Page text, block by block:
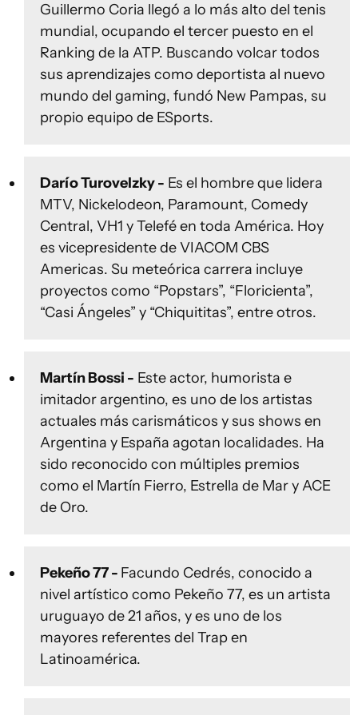
Guillermo Coria llegó a lo más alto del tenis
mundial, ocupando el tercer puesto en el
Ranking de la ATP. Buscando volcar todos
sus aprendizajes como deportista al nuevo
mundo del gaming, fundó New Pampas, su
propio equipo de ESports.
Darío Turovelzky - Es el hombre que lidera
MTV, Nickelodeon, Paramount, Comedy
Central, VH1 y Telefé en toda América. Hoy
es vicepresidente de VIACOM CBS
Americas. Su meteórica carrera incluye
proyectos como “Popstars”, “Floricienta”,
“Casi Ángeles” y “Chiquititas”, entre otros.
Martín Bossi - Este actor, humorista e
imitador argentino, es uno de los artistas
actuales más carismáticos y sus shows en
Argentina y España agotan localidades. Ha
sido reconocido con múltiples premios
como el Martín Fierro, Estrella de Mar y ACE
de Oro.
Pekeño 77 - Facundo Cedrés, conocido a
nivel artístico como Pekeño 77, es un artista
uruguayo de 21 años, y es uno de los
mayores referentes del Trap en
Latinoamérica.